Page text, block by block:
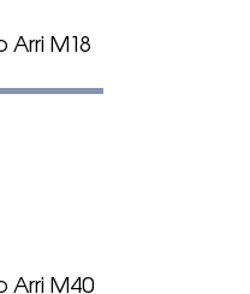
M18
M40